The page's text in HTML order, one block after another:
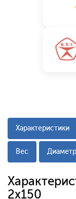
Характеристики
Вес Диаметр
2x150